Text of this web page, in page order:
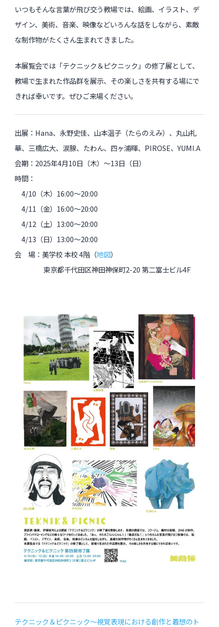
配信中のオンライン講座
全ての記事ページ
いつもそんな言葉が飛び交う教場では、絵画、イラスト、デ
ザイン、美術、音楽、映像などいろんな話をしながら、素敵
な制作物がたくさん生まれてきました。
本展覧会では「テクニック＆ピクニック」の修了展として、
教場で生まれた作品群を展示、その楽しさを共有する場にで
きれば幸いです。ぜひご来場ください。
出展：Hana、永野史佳、山本温子（たらのえみ）、丸山礼
華、三橋広大、涙腺、たわん、四ヶ浦暉、PIROSE、YUMI.A
会期：2025年4月10日（木）〜13日（日）
時間：
4/10（木）16:00〜20:00
4/11（金）16:00〜20:00
4/12（土）13:00〜20:00
4/13（日）13:00〜20:00
会 場：美学校 本校 4階（地図）
東京都千代田区神田神保町2-20 第二富士ビル4F
テクニック＆ピクニック〜視覚表現における創作と着想のト